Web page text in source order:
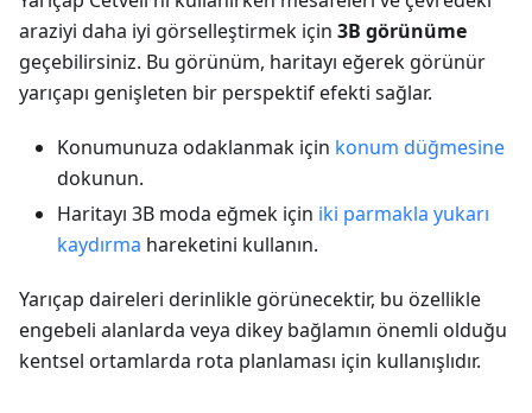
araziyi daha iyi görselleştirmek için 3B görünüme
geçebilirsiniz. Bu görünüm, haritayı eğerek görünür
yarıçapı genişleten bir perspektif efekti sağlar.
Konumunuza odaklanmak için konum düğmesine
dokunun.
Haritayı 3B moda eğmek için iki parmakla yukarı
kaydırma hareketini kullanın.
Yarıçap daireleri derinlikle görünecektir, bu özellikle
engebeli alanlarda veya dikey bağlamın önemli olduğu
kentsel ortamlarda rota planlaması için kullanışlıdır.